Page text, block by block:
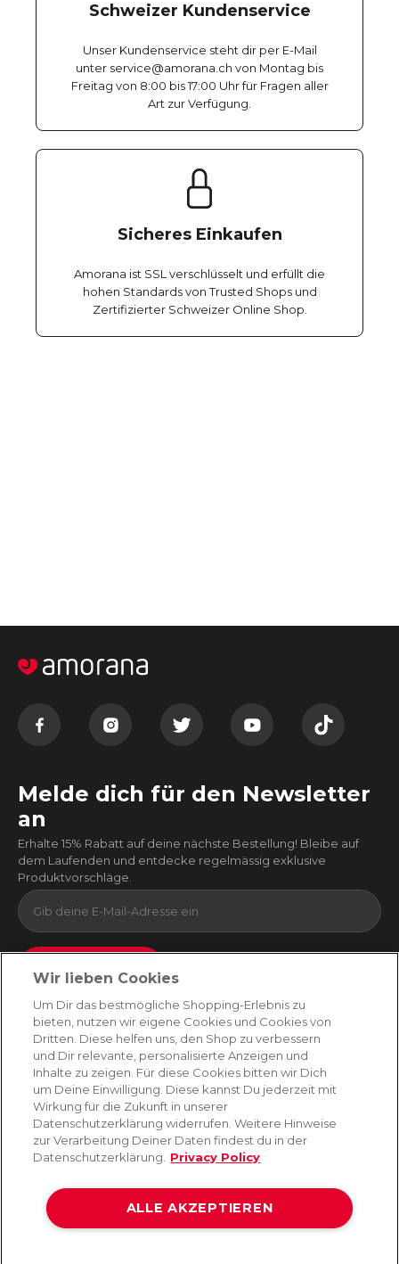
Schweizer Kundenservice
Unser Kundenservice steht dir per E-Mail
unter service@amorana.ch von Montag bis
Freitag von 8:00 bis 17:00 Uhr für Fragen aller
Art zur Verfügung.
Sicheres Einkaufen
Amorana ist SSL verschlüsselt und erfüllt die
hohen Standards von Trusted Shops und
Zertifizierter Schweizer Online Shop.
Melde dich für den Newsletter
an
Erhalte 15% Rabatt auf deine nächste Bestellung! Bleibe auf
dem Laufenden und entdecke regelmässig exklusive
Produktvorschläge.
Absenden
Du kannst dich jederzeit von unserem Newsletter abmelden. Indem du fortfährst, stimmst
du unseren E-Mail-Bedingungenund Datenschutzbestimmungen zu
AMORANA
MARKEN
SERVICE
Wir lieben Cookies
Um Dir das bestmögliche Shopping-Erlebnis zu
bieten, nutzen wir eigene Cookies und Cookies von
Dritten. Diese helfen uns, den Shop zu verbessern
und Dir relevante, personalisierte Anzeigen und
Inhalte zu zeigen. Für diese Cookies bitten wir Dich
um Deine Einwilligung. Diese kannst Du jederzeit mit
Wirkung für die Zukunft in unserer
Datenschutzerklärung widerrufen. Weitere Hinweise
zur Verarbeitung Deiner Daten findest du in der
Datenschutzerklärung.
Privacy Policy
ALLE AKZEPTIEREN